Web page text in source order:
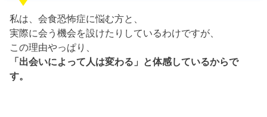
私は、会食恐怖症に悩む方と、
実際に会う機会を設けたりしているわけですが、
この理由やっぱり、
「出会いによって人は変わる」と体感しているからで
す。